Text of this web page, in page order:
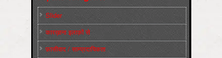
Slider
कारख़ाना इलाक़ों से
फ़ासीवाद / साम्‍प्रदायिकता